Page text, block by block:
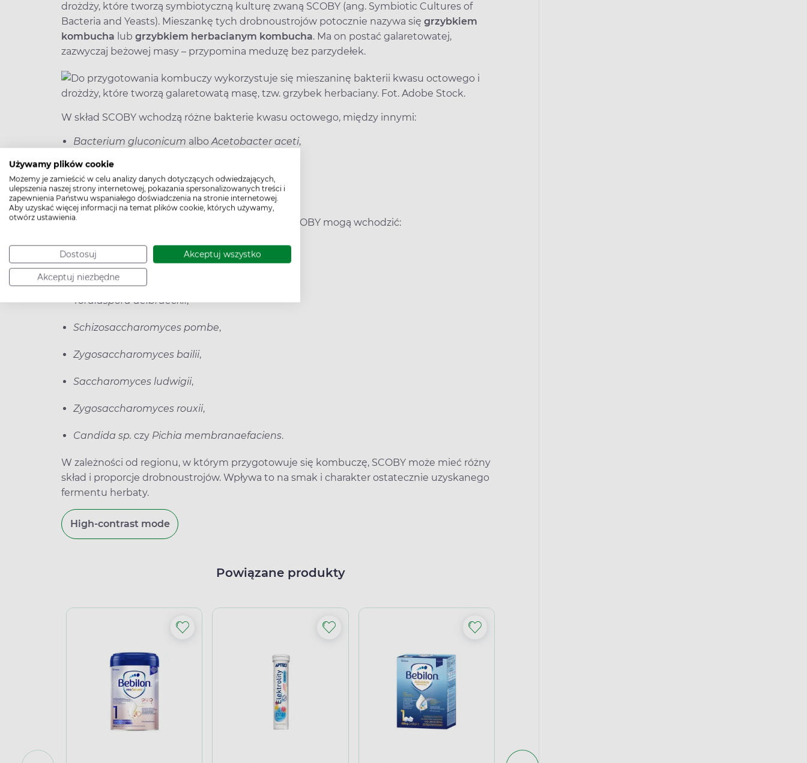
Używamy plików cookie
Możemy je zamieścić w celu analizy danych dotyczących odwiedzających,
ulepszenia naszej strony internetowej, pokazania spersonalizowanych treści i
zapewnienia Państwu wspaniałego doświadczenia na stronie internetowej.
Aby uzyskać więcej informacji na temat plików cookie, których używamy,
otwórz ustawienia.
Dostosuj Akceptuj wszystko
Akceptuj niezbędne
drożdży, które tworzą symbiotyczną kulturę zwaną SCOBY (ang. Symbiotic Cultures of
Bacteria and Yeasts). Mieszankę tych drobnoustrojów potocznie nazywa się grzybkiem
kombucha lub grzybkiem herbacianym kombucha. Ma on postać galaretowatej,
zazwyczaj beżowej masy – przypomina meduzę bez parzydełek.
W skład SCOBY wchodzą różne bakterie kwasu octowego, między innymi:
Bacterium gluconicum alboAcetobacter aceti,
Acetobacter pasteurianus
Gluconobacter oxydans.
W skład kolonii drożdży grzybka herbacianego SCOBY mogą wchodzić:
Bruxellensis brettanomyces,
Stellata candida
Torulaspora delbrueckii,
Schizosaccharomyces pombe,
Zygosaccharomyces bailii,
Saccharomyces ludwigii,
Zygosaccharomyces rouxii,
Candida sp. czy Pichia membranaefaciens.
W zależności od regionu, w którym przygotowuje się kombuczę, SCOBY może mieć różny
skład i proporcje drobnoustrojów. Wpływa to na smak i charakter ostatecznie uzyskanego
fermentu herbaty.
High-contrast mode
Powiązane produkty